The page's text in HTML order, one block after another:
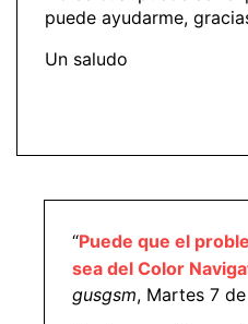
puede ayudarme,
Un saludo
“Puede que el
sea del Color
gusgsm, Martes 7